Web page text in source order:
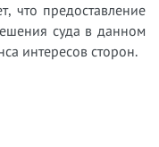
что предоставление
суда в данном
интересов сторон.